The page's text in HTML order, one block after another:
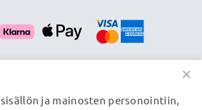
×
ja mainosten personointiin,